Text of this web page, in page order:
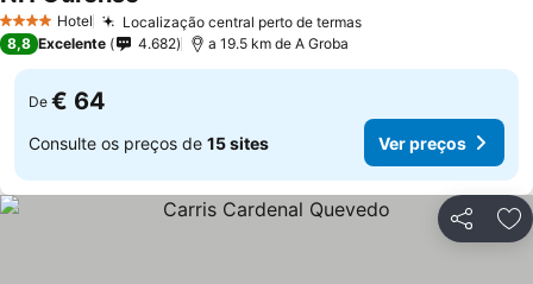
4 EstrelasHotel Localização central perto de termas
8,8 Excelente 4.682 a 19.5 km de A Groba
De € 64
Consulte os preços de 15 sites Ver preços
Partilhar